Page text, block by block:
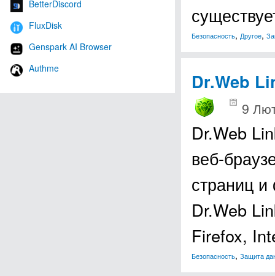
BetterDiscord
FluxDisk
Genspark AI Browser
Authme
Безопасность, Другое,
Dr.Web
9
Dr.Web
веб-
страниц
Dr.Web
Firefox,
Безопасность, Защита